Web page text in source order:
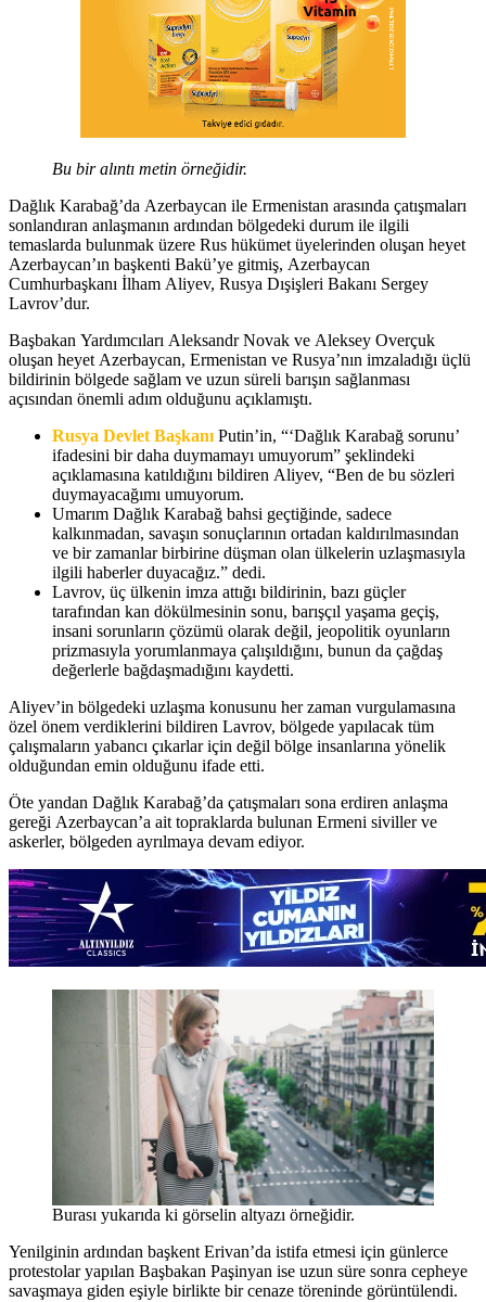
Bu bir alıntı metin örneğidir.
Dağlık Karabağ’da Azerbaycan ile Ermenistan arasında çatışmaları
sonlandıran anlaşmanın ardından bölgedeki durum ile ilgili
temaslarda bulunmak üzere Rus hükümet üyelerinden oluşan heyet
Azerbaycan’ın başkenti Bakü’ye gitmiş, Azerbaycan
Cumhurbaşkanı İlham Aliyev, Rusya Dışişleri Bakanı Sergey
Lavrov’dur.
Başbakan Yardımcıları Aleksandr Novak ve Aleksey Overçuk
oluşan heyet Azerbaycan, Ermenistan ve Rusya’nın imzaladığı üçlü
bildirinin bölgede sağlam ve uzun süreli barışın sağlanması
açısından önemli adım olduğunu açıklamıştı.
Rusya Devlet BaşkanıPutin’in, “‘Dağlık Karabağ sorunu’
ifadesini bir daha duymamayı umuyorum” şeklindeki
açıklamasına katıldığını bildiren Aliyev, “Ben de bu sözleri
duymayacağımı umuyorum.
Umarım Dağlık Karabağ bahsi geçtiğinde, sadece
kalkınmadan, savaşın sonuçlarının ortadan kaldırılmasından
ve bir zamanlar birbirine düşman olan ülkelerin uzlaşmasıyla
ilgili haberler duyacağız.” dedi.
Lavrov, üç ülkenin imza attığı bildirinin, bazı güçler
tarafından kan dökülmesinin sonu, barışçıl yaşama geçiş,
insani sorunların çözümü olarak değil, jeopolitik oyunların
prizmasıyla yorumlanmaya çalışıldığını, bunun da çağdaş
değerlerle bağdaşmadığını kaydetti.
Aliyev’in bölgedeki uzlaşma konusunu her zaman vurgulamasına
özel önem verdiklerini bildiren Lavrov, bölgede yapılacak tüm
çalışmaların yabancı çıkarlar için değil bölge insanlarına yönelik
olduğundan emin olduğunu ifade etti.
Öte yandan Dağlık Karabağ’da çatışmaları sona erdiren anlaşma
gereği Azerbaycan’a ait topraklarda bulunan Ermeni siviller ve
askerler, bölgeden ayrılmaya devam ediyor.
Burası yukarıda ki görselin altyazı örneğidir.
Yenilginin ardından başkent Erivan’da istifa etmesi için günlerce
protestolar yapılan Başbakan Paşinyan ise uzun süre sonra cepheye
savaşmaya giden eşiyle birlikte bir cenaze töreninde görüntülendi.